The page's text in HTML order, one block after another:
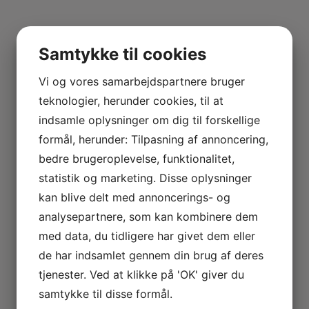
KUNDE
ANMELDELSER
★★★★★
4,9 ud af 5 stjerner på Google
Ulrichs vejledning var inspirerende
og topprofessionel. Intet pres.
Samtykke til cookies
Vi og vores samarbejdspartnere bruger
teknologier, herunder cookies, til at
indsamle oplysninger om dig til forskellige
formål, herunder: Tilpasning af annoncering,
bedre brugeroplevelse, funktionalitet,
statistik og marketing. Disse oplysninger
kan blive delt med annoncerings- og
analysepartnere, som kan kombinere dem
med data, du tidligere har givet dem eller
de har indsamlet gennem din brug af deres
tjenester. Ved at klikke på 'OK' giver du
samtykke til disse formål.